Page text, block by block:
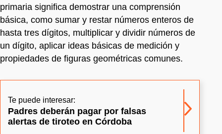
primaria significa demostrar una comprensión
básica, como sumar y restar números enteros de
hasta tres dígitos, multiplicar y dividir números de
un dígito, aplicar ideas básicas de medición y
propiedades de figuras geométricas comunes.
Te puede interesar:
Padres deberán pagar por falsas
alertas de tiroteo en Córdoba